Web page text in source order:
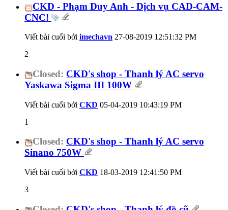
CKD - Phạm Duy Anh - Dịch vụ CAD-CAM-
CNC!
Viết bài cuối bởi imechavn 27-08-2019 12:51:32 PM
2
Closed: CKD's shop - Thanh lý AC servo
Yaskawa Sigma III 100W
Viết bài cuối bởi CKD 05-04-2019 10:43:19 PM
1
Closed: CKD's shop - Thanh lý AC servo
Sinano 750W
Viết bài cuối bởi CKD 18-03-2019 12:41:50 PM
3